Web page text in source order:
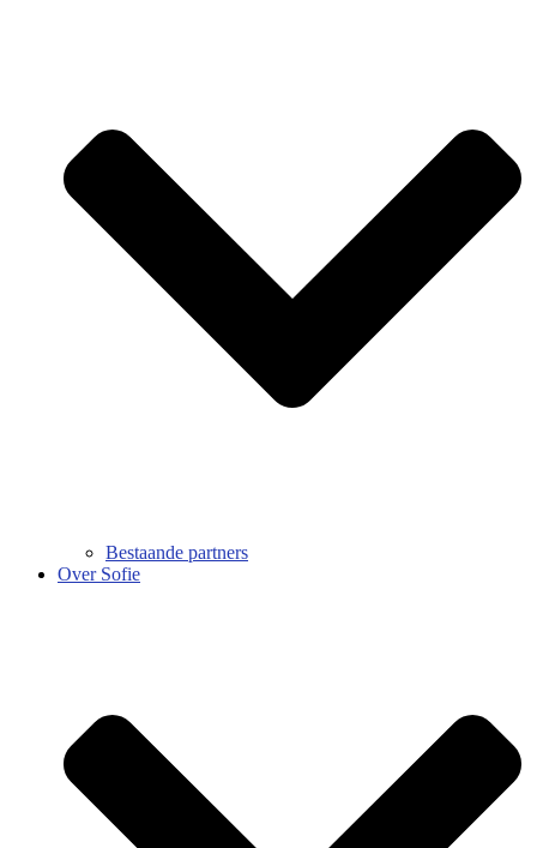
Bestaande partners
Over Sofie